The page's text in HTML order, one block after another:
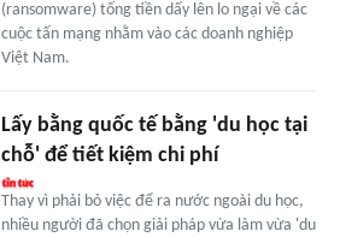
(ransomware) tống tiền dấy lên lo ngại về các
cuộc tấn mạng nhằm vào các doanh nghiệp
Việt Nam.
Lấy bằng quốc tế bằng 'du học tại
chỗ' để tiết kiệm chi phí
Thay vì phải bỏ việc để ra nước ngoài du học,
nhiều người đã chọn giải pháp vừa làm vừa 'du